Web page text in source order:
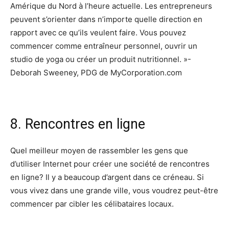
Amérique du Nord à l’heure actuelle. Les entrepreneurs
peuvent s’orienter dans n’importe quelle direction en
rapport avec ce qu’ils veulent faire. Vous pouvez
commencer comme entraîneur personnel, ouvrir un
studio de yoga ou créer un produit nutritionnel. »-
Deborah Sweeney, PDG de MyCorporation.com
8. Rencontres en ligne
Quel meilleur moyen de rassembler les gens que
d’utiliser Internet pour créer une société de rencontres
en ligne? Il y a beaucoup d’argent dans ce créneau. Si
vous vivez dans une grande ville, vous voudrez peut-être
commencer par cibler les célibataires locaux.